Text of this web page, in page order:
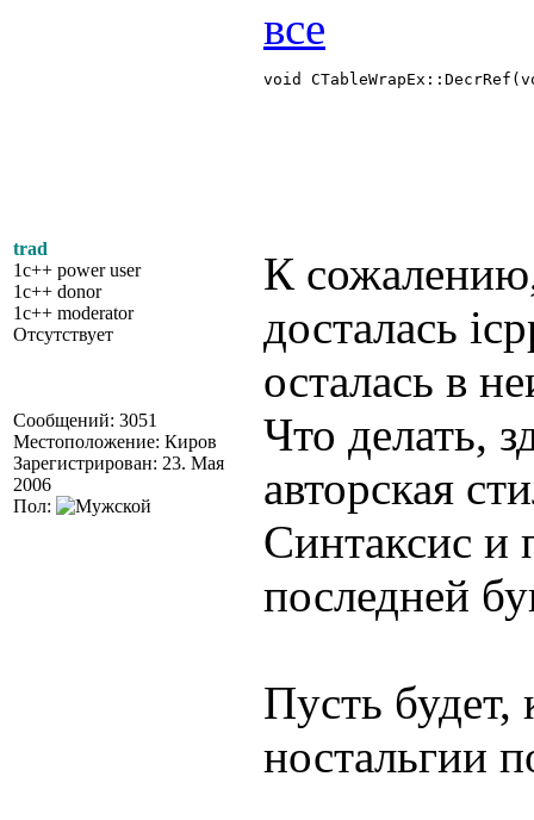
trad
1c++ power user
1c++ donor
1c++ moderator
Отсутствует
Сообщений: 3051
Местоположение: Киров
Зарегистрирован: 23. Мая
2006
Пол:
void
К сожалению,
досталась
осталась в
Что делать,
авторская
Синтаксис и
последней
Пусть
ностальгии